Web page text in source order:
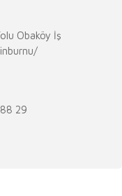
Obaköy İş
29